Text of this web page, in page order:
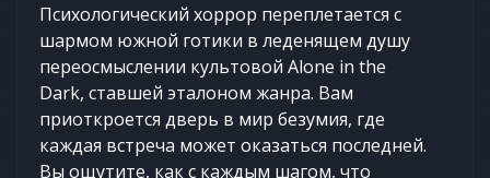
Психологический хоррор переплетается с
шармом южной готики в леденящем душу
переосмыслении культовой Alone in the
Dark, ставшей эталоном жанра. Вам
приоткроется дверь в мир безумия, где
каждая встреча может оказаться последней.
Вы ощутите, как с каждым шагом, что